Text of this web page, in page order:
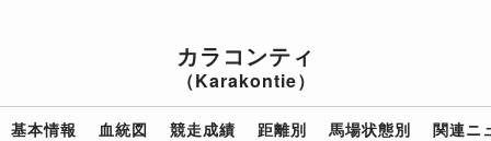
カラコンティ
（Karakontie）
基本情報 血統図 競走成績 距離別 馬場状態別 関連ニ